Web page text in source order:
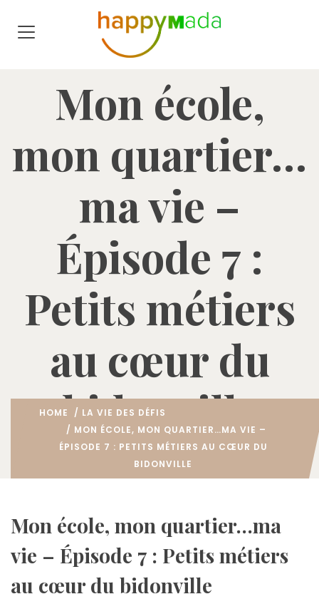
Mon école,
mon quartier…
ma vie –
Épisode 7 :
Petits métiers
au cœur du
bidonville
HOME / LA VIE DES DÉFIS
/ MON ÉCOLE, MON QUARTIER…MA VIE –
ÉPISODE 7 : PETITS MÉTIERS AU CŒUR DU
BIDONVILLE
Mon école, mon quartier…ma
vie – Épisode 7 : Petits métiers
au cœur du bidonville